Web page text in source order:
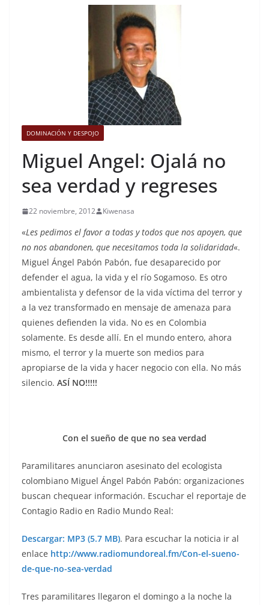
DOMINACIÓN Y DESPOJO
Miguel Angel: Ojalá no
sea verdad y regreses
22 noviembre, 2012 Kiwenasa
«Les pedimos el favor a todas y todos que nos apoyen, que
no nos abandonen, que necesitamos toda la solidaridad«.
Miguel Ángel Pabón Pabón, fue desaparecido por
defender el agua, la vida y el río Sogamoso. Es otro
ambientalista y defensor de la vida víctima del terror y
a la vez transformado en mensaje de amenaza para
quienes defienden la vida. No es en Colombia
solamente. Es desde allí. En el mundo entero, ahora
mismo, el terror y la muerte son medios para
apropiarse de la vida y hacer negocio con ella. No más
silencio. ASÍ NO!!!!!
Con el sueño de que no sea verdad
Paramilitares anunciaron asesinato del ecologista
colombiano Miguel Ángel Pabón Pabón: organizaciones
buscan chequear información. Escuchar el reportaje de
Contagio Radio en Radio Mundo Real:
Descargar: MP3 (5.7 MB). Para escuchar la noticia ir al
enlace http://www.radiomundoreal.fm/Con-el-sueno-
de-que-no-sea-verdad
Tres paramilitares llegaron el domingo a la noche la